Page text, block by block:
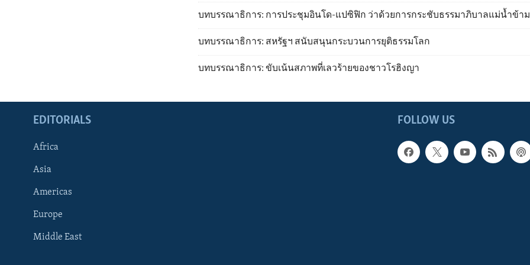
บทบรรณาธิการ: การประชุมอินโด-แปซิฟิก ว่าด้วยการกระชับธรรมาภิบาลแม่น้ำข้า
บทบรรณาธิการ: สหรัฐฯ สนับสนุนกระบวนการยุติธรรมโลก
บทบรรณาธิการ: ขับเน้นสภาพที่เลวร้ายของชาวโรฮิงญา
FOLLOW US
EDITORIALS
Africa
Asia
Americas
Europe
Middle East